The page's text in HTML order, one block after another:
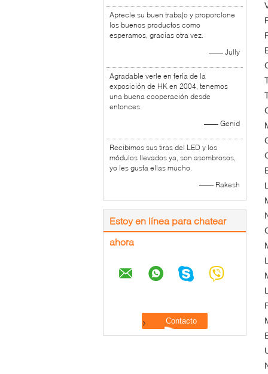
Aprecie su buen trabajo y proporcione
los buenos productos como
esperamos, gracias otra vez.
—— Jully
Agradable verle en feria de la
exposición de HK en 2004, tenemos
una buena cooperación desde
entonces.
—— Genid
Recibimos sus tiras del LED y los
módulos llevados ya, son asombrosos,
yo les gusta ellas mucho.
—— Rakesh
Estoy en línea para chatear
ahora